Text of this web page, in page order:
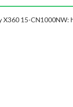
15-CN1000NW: